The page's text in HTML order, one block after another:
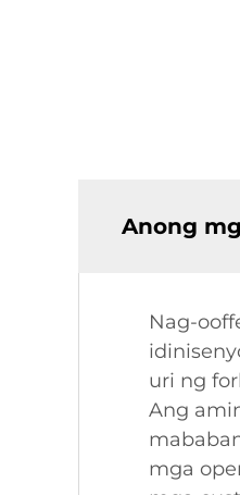
Anong
Nag-
uri ng
Ang
mga